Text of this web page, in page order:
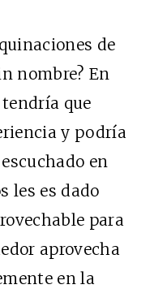
de
nombre? En
tendría que
y podría
en
les es dado
para
aprovecha
en la